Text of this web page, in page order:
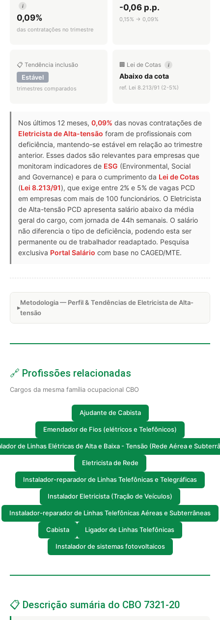
i
0,09%
das contratações no trimestre
-0,06 p.p.
0,15% → 0,09%
📋 Tendência inclusão
Estável
trimestres comparados
🏢 Lei de Cotas i
Abaixo da cota
ref. Lei 8.213/91 (2-5%)
Nos últimos 12 meses, 0,09% das novas contratações de
Eletricista de Alta-tensão foram de profissionais com
deficiência, mantendo-se estável em relação ao trimestre
anterior. Esses dados são relevantes para empresas que
monitoram indicadores de ESG (Environmental, Social
and Governance) e para o cumprimento da Lei de Cotas
(Lei 8.213/91), que exige entre 2% e 5% de vagas PCD
em empresas com mais de 100 funcionários. O Eletricista
de Alta-tensão PCD apresenta salário abaixo da média
geral do cargo, com jornada de 44h semanais. O salário
não diferencia o tipo de deficiência, podendo esta ser
permanente ou de trabalhador readaptado. Pesquisa
exclusiva Portal Salário com base no CAGED/MTE.
Metodologia — Perfil & Tendências de Eletricista de Alta-
tensão
🔗 Profissões relacionadas
Cargos da mesma família ocupacional CBO
Ajudante de Cabista
Emendador de Fios (elétricos e Telefônicos)
de Linhas Elétricas de Alta e Baixa - Tensão (Rede Aérea e
Eletricista de Rede
Instalador-reparador de Linhas Telefônicas e Telegráficas
Instalador Eletricista (Tração de Veículos)
Instalador-reparador de Linhas Telefônicas Aéreas e Subterrâneas
Cabista Ligador de Linhas Telefônicas
Instalador de sistemas fotovoltaicos
📋 Descrição sumária do CBO 7321-20